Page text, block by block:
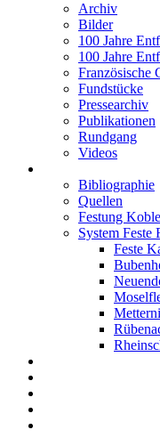
Archiv
Bilder
100 Jahre
100 Jahre
Französische
Fundstücke
Pressearchiv
Publikationen
Rundgang
Videos
Bibliographie
Quellen
Festung
System Feste
Feste